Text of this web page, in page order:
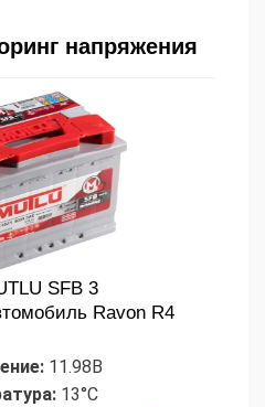
напряжения
SFB 3
Ravon R4
11.98В
13°C